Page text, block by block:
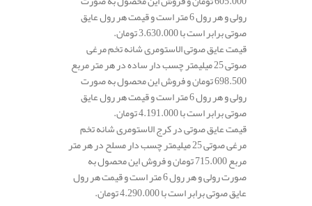
رولی و هر رول 6 متر است و قیمت هر رول عایق
صوتی برابر است با 3.630.000 تومان.
قیمت عایق صوتی الاستومری شانه تخم مرغی
صوتی 25 میلیمتر چسب دار ساده در هر متر مربع
698.500 تومان و فروش این محصول به صورت
رولی و هر رول 6 متر است و قیمت هر رول عایق
صوتی برابر است با 4.191.000 تومان.
قیمت عایق صوتی در کرج الاستومری شانه تخم
مرغی صوتی 25 میلیمتر چسب دار مسلح در هر متر
مربع 715.000 تومان و فروش این محصول به
صورت رولی و هر رول 6 متر است و قیمت هر رول
عایق صوتی برابر است با 4.290.000 تومان.